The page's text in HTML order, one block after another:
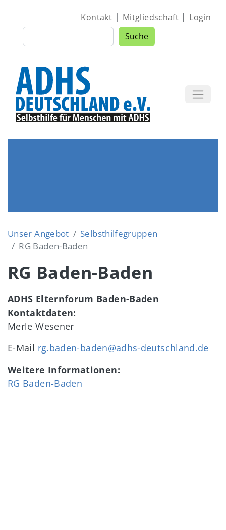
Suche Suche
Kontakt| Mitgliedschaft | Login
Unser Angebot
Selbsthilfegruppen
RG Baden-Baden
RG Baden-Baden
ADHS Elternforum Baden-Baden
Kontaktdaten:
Merle Wesener
E-Mail rg.baden-baden@adhs-deutschland.de
Weitere Informationen:
RG Baden-Baden